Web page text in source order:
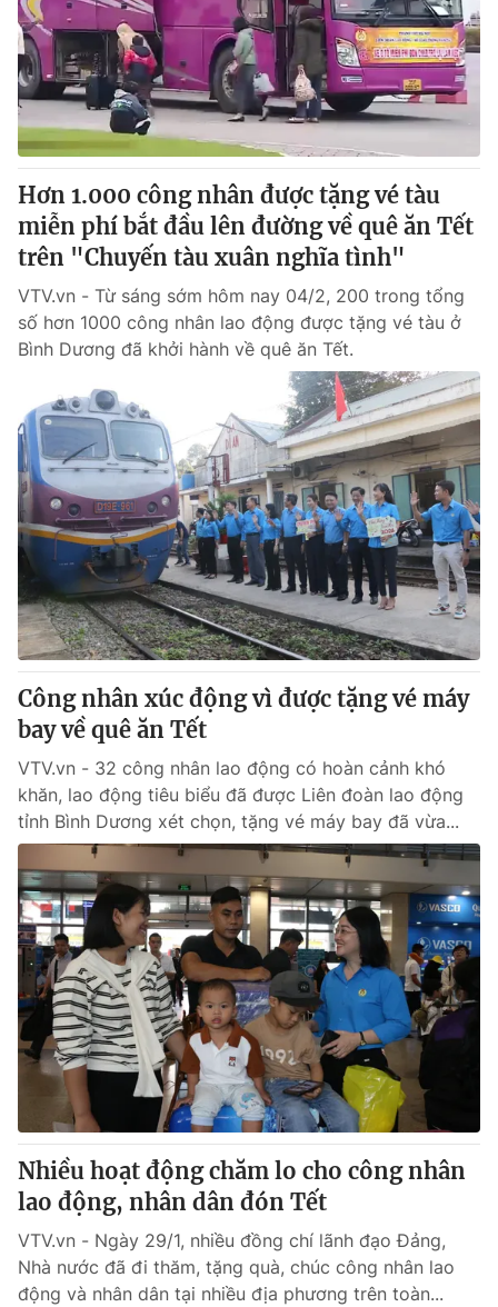
Hơn 1.000 công nhân được tặng vé tàu
miễn phí bắt đầu lên đường về quê ăn Tết
trên "Chuyến tàu xuân nghĩa tình"
VTV.vn - Từ sáng sớm hôm nay 04/2, 200 trong tổng
số hơn 1000 công nhân lao động được tặng vé tàu ở
Bình Dương đã khởi hành về quê ăn Tết.
Công nhân xúc động vì được tặng vé máy
bay về quê ăn Tết
VTV.vn - 32 công nhân lao động có hoàn cảnh khó
khăn, lao động tiêu biểu đã được Liên đoàn lao động
tỉnh Bình Dương xét chọn, tặng vé máy bay đã vừa...
Nhiều hoạt động chăm lo cho công nhân
lao động, nhân dân đón Tết
VTV.vn - Ngày 29/1, nhiều đồng chí lãnh đạo Đảng,
Nhà nước đã đi thăm, tặng quà, chúc công nhân lao
động và nhân dân tại nhiều địa phương trên toàn...